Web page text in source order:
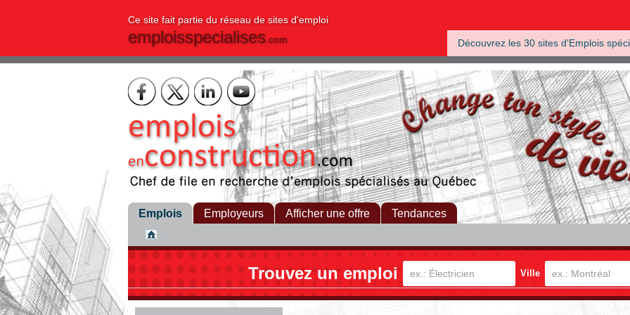
Ce site fait partie du réseau de sites d'emploi
emploisspecialises.com Découvrez les 30 sites d'Emplois
Emplois Employeurs Afficher une offre Tendances
Trouvez un emploi Ville